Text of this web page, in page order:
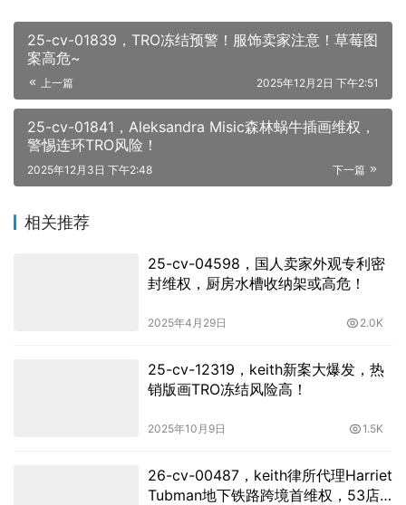
25-cv-01839，TRO冻结预警！服饰卖家注意！草莓图
案高危~
上一篇 2025年12月2日 下午2:51
25-cv-01841，Aleksandra Misic森林蜗牛插画维权，
警惕连环TRO风险！
下一篇
2025年12月3日 下午2:48
相关推荐
25-cv-04598，国人卖家外观专利密
封维权，厨房水槽收纳架或高危！
2025年4月29日 2.0K
25-cv-12319，keith新案大爆发，热
销版画TRO冻结风险高！
2025年10月9日 1.5K
26-cv-00487，keith律所代理Harriet
Tubman地下铁路跨境首维权，53店